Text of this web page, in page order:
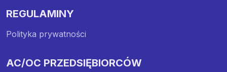
REGULAMINY
Polityka prywatności
AC/OC PRZEDSIĘBIORCÓW